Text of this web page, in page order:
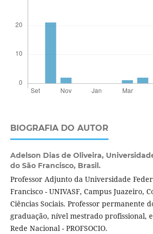
BIOGRAFIA DO AUTOR
Adelson Dias de Oliveira,
do São Francisco, Brasil.
Professor Adjunto da Universidade
Francisco - UNIVASF, Campus Juazeiro,
Ciências Sociais. Professor permanente
graduação, nível mestrado profissional,
Rede Nacional - PROFSOCIO.